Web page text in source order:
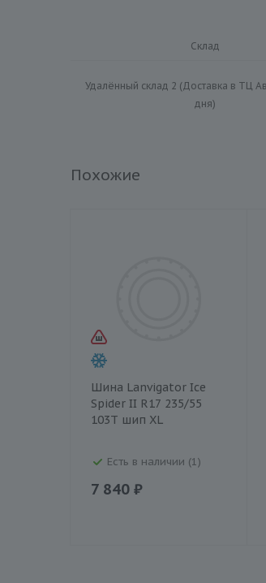
Склад
Удалённый склад 2 (Доставка в ТЦ
дня)
Похожие
Шина Lanvigator Ice
Spider II R17 235/55
103T шип XL
Есть в наличии (1)
7 840 ₽